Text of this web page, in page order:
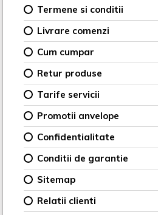
Termene si conditii
Livrare comenzi
Cum cumpar
Retur produse
Tarife servicii
Promotii anvelope
Confidentialitate
Conditii de garantie
Sitemap
Relatii clienti